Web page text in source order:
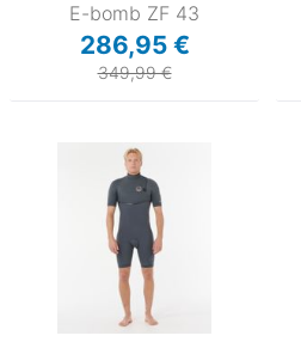
E-bomb ZF 43
286,95 €
349,99 €